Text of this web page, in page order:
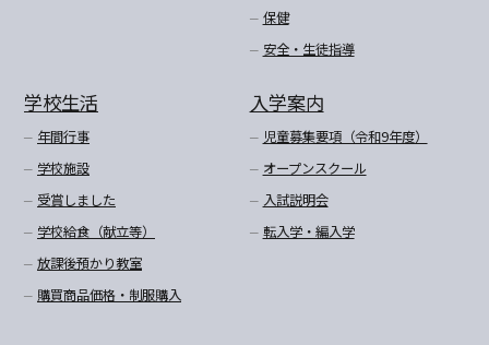
保健
安全・生徒指導
学校生活
年間行事
学校施設
受賞しました
学校給食（献立等）
放課後預かり教室
購買商品価格・制服購入
入学案内
児童募集要項（令和9年度）
オープンスクール
入試説明会
転入学・編入学